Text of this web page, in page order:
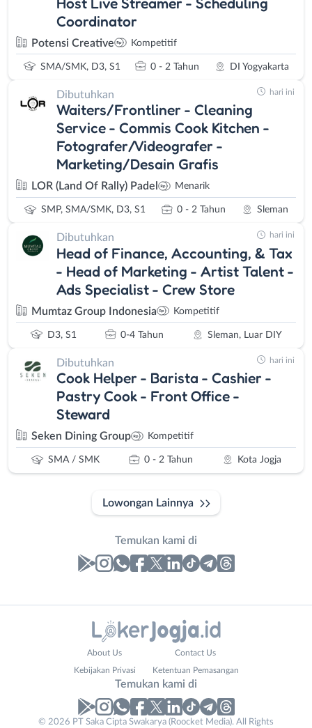
Coordinator
Potensi Creative Kompetitif
SMA/SMK, D3, S1 0 - 2 Tahun DI Yogyakarta
Dibutuhkan
Waiters/Frontliner - Cleaning
Service - Commis Cook Kitchen -
Fotografer/Videografer -
Marketing/Desain Grafis
LOR (Land Of Rally) Padel Menarik
SMP, SMA/SMK, D3, S1 0 - 2 Tahun Sleman
hari ini
Dibutuhkan
Head of Finance, Accounting, & Tax
- Head of Marketing - Artist Talent -
Ads Specialist - Crew Store
Mumtaz Group Indonesia Kompetitif
D3, S1 0-4 Tahun Sleman, Luar DIY
hari ini
Dibutuhkan
Cook Helper - Barista - Cashier -
Pastry Cook - Front Office -
Steward
Seken Dining Group Kompetitif
SMA / SMK 0 - 2 Tahun Kota Jogja
hari ini
Lowongan Lainnya
Temukan kami di
About Us Contact Us
Kebijakan Privasi Ketentuan Pemasangan
Temukan kami di
© 2026 PT Saka Cipta Swakarya (Roocket Media). All Rights